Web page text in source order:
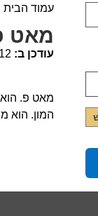
עמוד הבית
מאט
עודכן ב:
מאט פ. הוא
המון. הוא